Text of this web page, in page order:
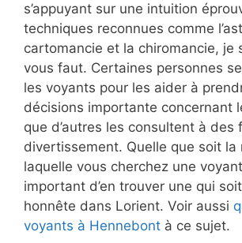
s’appuyant sur une intuition
techniques reconnues comme
cartomancie et la chiromancie, je
vous faut. Certaines personnes
les voyants pour les aider à
décisions importante concernant
que d’autres les consultent à des
divertissement. Quelle que soit la
laquelle vous cherchez une
important d’en trouver une qui
honnête dans Lorient. Voir aussi
voyants à Hennebont à ce sujet.